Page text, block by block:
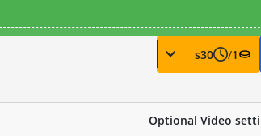
1
/
30
s